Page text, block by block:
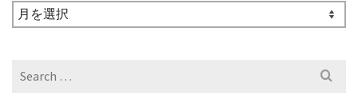
ア
ー
ブ
Search